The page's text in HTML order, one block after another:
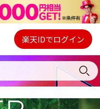
Webプレイヤー
ご契約内容の確認・変更
楽天IDでログイン